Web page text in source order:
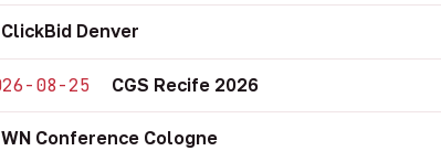
ClickBid Denver
08-25 CGS Recife 2026
WN Conference Cologne